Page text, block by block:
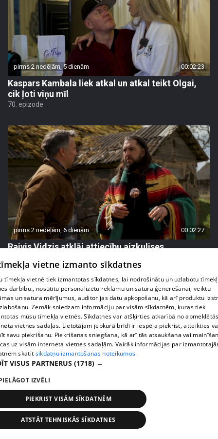
pirms 2 nedēļām, 5 dienām 00:02:23
Kaspars Kambala liek atkal un atkal teikt Olgai,
cik ļoti viņu mīl
70. epizode
pirms 2 nedēļām, 6 dienām 00:02:27
Raivis Vidzis atklāj attiecību aizkulises
pirms 2 nedēļām, 6 dienām
Magone sarūpē īpašu dāvanu savai draudzenei
Evitai
72. epizode
vietne izmanto sīkdatnes
tīmekļa vietnē tiek izmantotas sīkdatnes, lai nodrošinātu un uzlabotu
darbību., nosūtītu personalizētu reklāmu un satura ģenerēšanai, veiktu
un satura mērījumus, auditorijas datu apkopošanu, kā arī produktu
Zemāk sniedzam informāciju par visām sīkdatnēm, kuras tiek
mūsu tīmekļa vietnēs. Sīkdatnes var atšķirties atkarībā no
vietnes sadaļas. Lietotājam jebkurā brīdī ir iespēja piekrist, atteikties
savu piekrišanu. Piekrišanas sniegšana, kā arī tās atsaukšana vai
uz visām interneta vietnes sadaļām. Vairāk informācijas par
skatīt sīkdatņu izmantošanas noteikumos.
VISUS PARTNERUS (1718) →
IZVĒLI
PIEKRIST VISĀM SĪKDATNĒM
ATSTĀT TEHNISKĀS SĪKDATNES